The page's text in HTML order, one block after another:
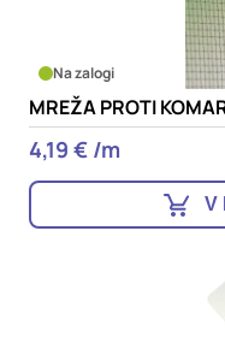
Na zalogi
MREŽA PROTI
4,19 € /m
V